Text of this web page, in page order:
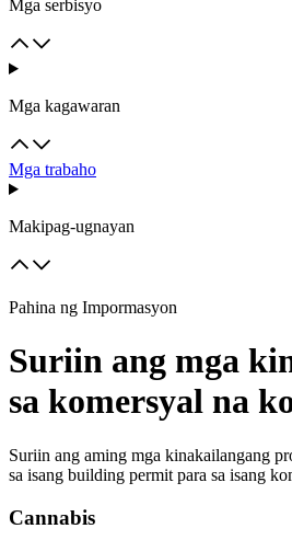
Mga serbisyo
Mga kagawaran
Mga trabaho
Makipag-ugnayan
Pahina ng Impormasyon
Suriin ang mga
sa komersyal na
Suriin ang aming mga kinakailangang
sa isang building permit para sa isang
Cannabis